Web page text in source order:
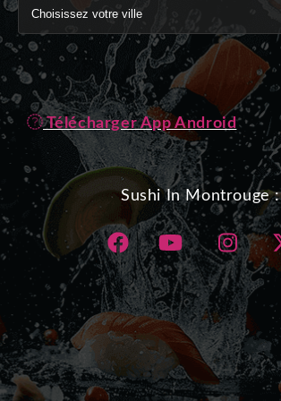
Télécharger App Android
Sushi In Montrouge :